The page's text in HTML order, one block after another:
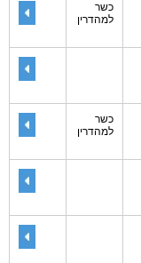
כשר
למהדרין
כשר
למהדרין